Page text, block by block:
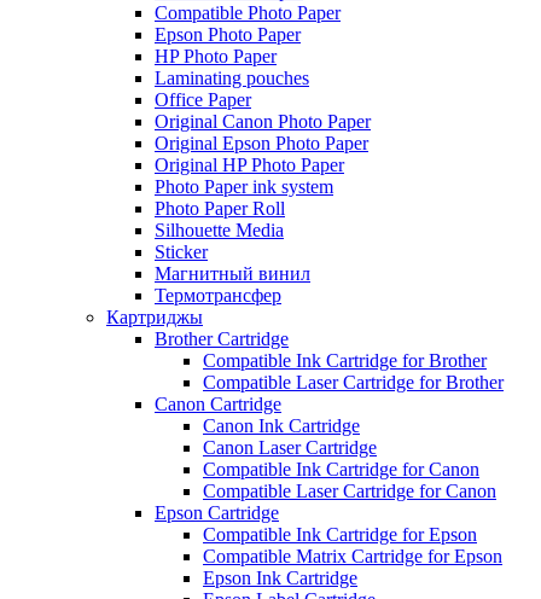
Compatible Photo Paper
Epson Photo Paper
HP Photo Paper
Laminating pouches
Office Paper
Original Canon Photo Paper
Original Epson Photo Paper
Original HP Photo Paper
Photo Paper ink system
Photo Paper Roll
Silhouette Media
Sticker
Магнитный винил
Термотрансфер
Картриджы
Brother Cartridge
Compatible Ink Cartridge for Brother
Compatible Laser Cartridge for Brother
Canon Cartridge
Canon Ink Cartridge
Canon Laser Cartridge
Compatible Ink Cartridge for Canon
Compatible Laser Cartridge for Canon
Epson Cartridge
Compatible Ink Cartridge for Epson
Compatible Matrix Cartridge for Epson
Epson Ink Cartridge